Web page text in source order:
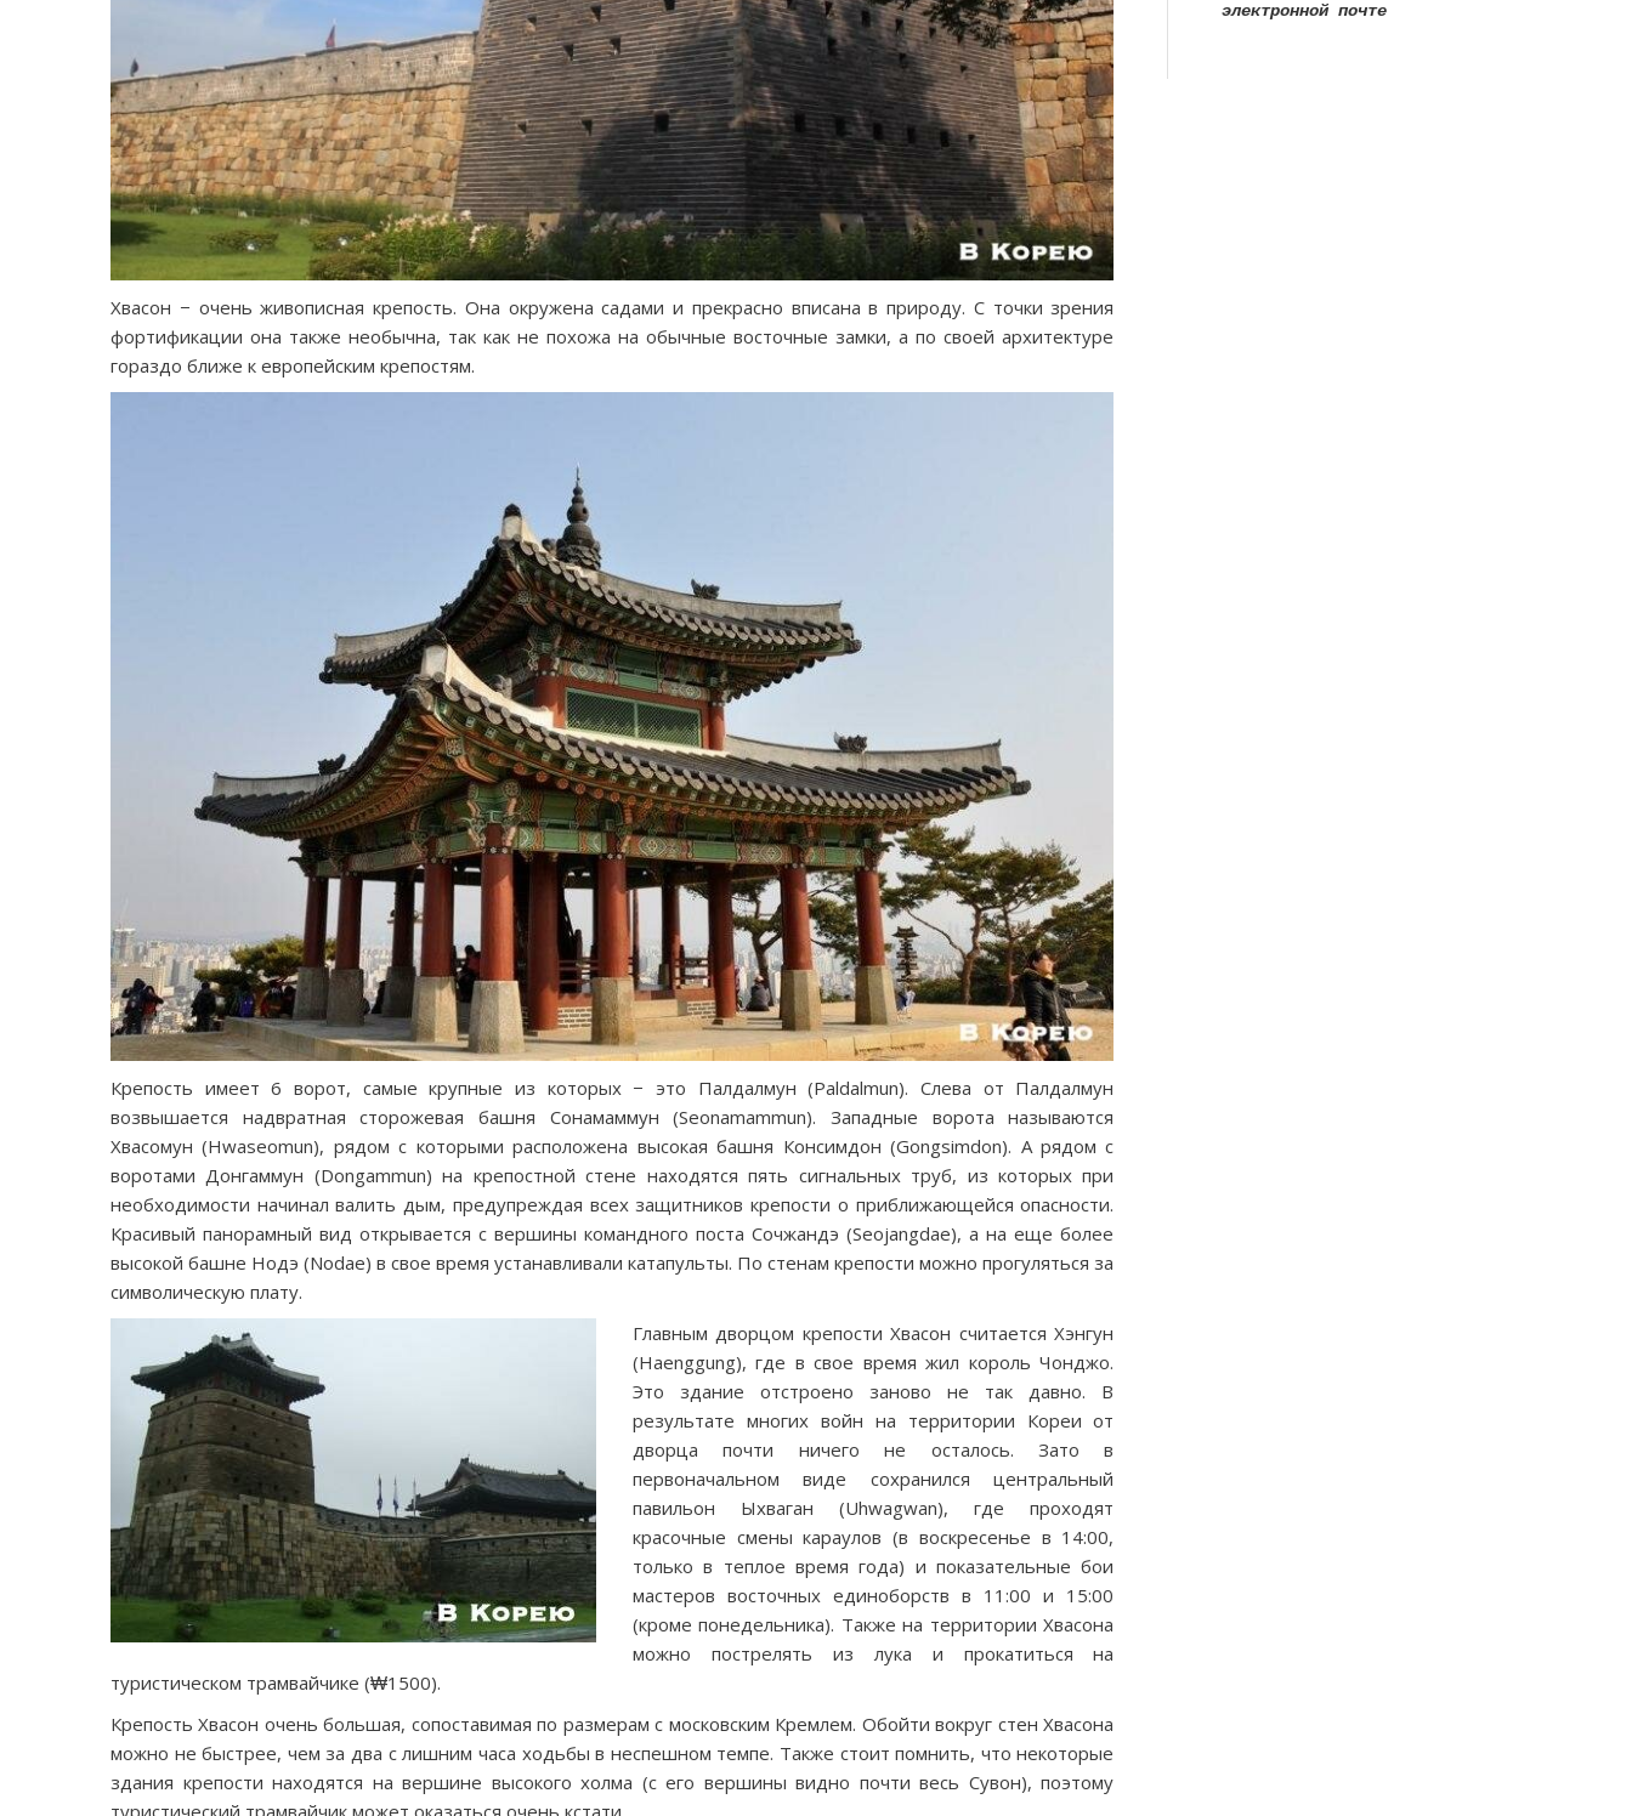
Хвасон − очень живописная крепость. Она окружена садами и прекрасно вписана в природу. С точки зрения
фортификации она также необычна, так как не похожа на обычные восточные замки, а по своей архитектуре
гораздо ближе к европейским крепостям.
Крепость имеет 6 ворот, самые крупные из которых − это Палдалмун (Paldalmun). Слева от Палдалмун
возвышается надвратная сторожевая башня Сонамаммун (Seonamammun). Западные ворота называются
Хвасомун (Hwaseomun), рядом с которыми расположена высокая башня Консимдон (Gongsimdon). А рядом с
воротами Донгаммун (Dongammun) на крепостной стене находятся пять сигнальных труб, из которых при
необходимости начинал валить дым, предупреждая всех защитников крепости о приближающейся опасности.
Красивый панорамный вид открывается с вершины командного поста Сочжандэ (Seojangdae), а на еще более
высокой башне Нодэ (Nodae) в свое время устанавливали катапульты. По стенам крепости можно прогуляться за
символическую плату.
Главным дворцом крепости Хвасон считается Хэнгун
(Haenggung), где в свое время жил король Чонджо.
Это здание отстроено заново не так давно. В
результате многих войн на территории Кореи от
дворца почти ничего не осталось. Зато в
первоначальном виде сохранился центральный
павильон Ыхваган (Uhwagwan), где проходят
красочные смены караулов (в воскресенье в 14:00,
только в теплое время года) и показательные бои
мастеров восточных единоборств в 11:00 и 15:00
(кроме понедельника). Также на территории Хвасона
можно пострелять из лука и прокатиться на
туристическом трамвайчике (₩1500).
Крепость Хвасон очень большая, сопоставимая по размерам с московским Кремлем. Обойти вокруг стен Хвасона
можно не быстрее, чем за два с лишним часа ходьбы в неспешном темпе. Также стоит помнить, что некоторые
здания крепости находятся на вершине высокого холма (с его вершины видно почти весь Сувон), поэтому
туристический трамвайчик может оказаться очень кстати.
электронной почте